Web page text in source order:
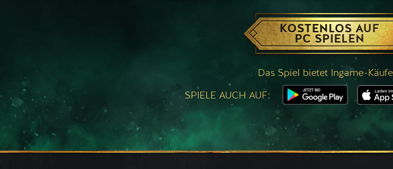
KOSTENLOS AUF
PC SPIELEN
Das Spiel bietet Ingame-Käufe
SPIELE AUCH AUF: